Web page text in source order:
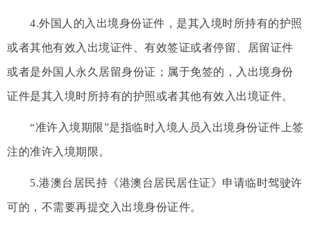
4.外国人的入出境身份证件，是其入境时所持有的护照
或者其他有效入出境证件、有效签证或者停留、居留证件
或者是外国人永久居留身份证；属于免签的，入出境身份
证件是其入境时所持有的护照或者其他有效入出境证件。
“准许入境期限”是指临时入境人员入出境身份证件上签
注的准许入境期限。
5.港澳台居民持《港澳台居民居住证》申请临时驾驶许
可的，不需要再提交入出境身份证件。